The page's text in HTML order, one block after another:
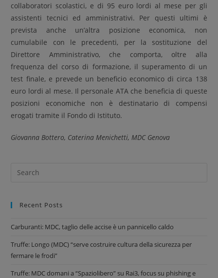
collaboratori scolastici, e di 95 euro lordi al mese per gli
assistenti tecnici ed amministrativi. Per questi ultimi è
prevista anche un’altra posizione economica, non
cumulabile con le precedenti, per la sostituzione del
Direttore Amministrativo, che comporta, oltre alla
frequenza del corso di formazione, il superamento di un
test finale, e prevede un beneficio economico di circa 138
euro lordi al mese. Il personale ATA che beneficia di queste
posizioni economiche non è destinatario di compensi
erogati tramite il Fondo di Istituto.
Giovanna Bottero, Caterina Menichetti, MDC Genova
Recent Posts
Carburanti: MDC, taglio delle accise è un pannicello caldo
Truffe: Longo (MDC) “serve costruire cultura della sicurezza per
fermare le frodi”
Truffe: MDC domani a “Spaziolibero” su Rai3, focus su phishing e